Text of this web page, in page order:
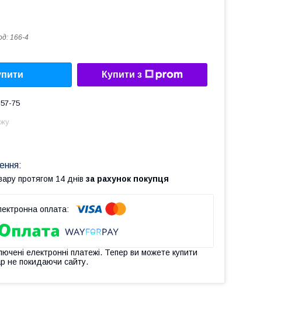
166-4
Купити з
75
протягом 14 днів за рахунок покупця
електронні платежі. Тепер ви можете купити
не покидаючи сайту.